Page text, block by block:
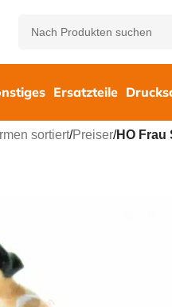
Ersatzteile
sortiert/Preiser/HO Frau